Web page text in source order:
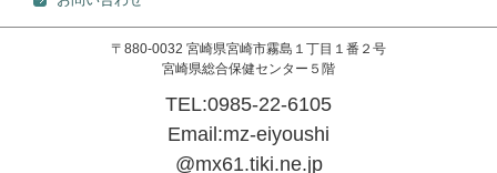
〒880-0032 宮崎県宮崎市霧島１丁目１番２号
宮崎県総合保健センター５階
TEL:0985-22-6105
Email:mz-eiyoushi
@mx61.tiki.ne.jp